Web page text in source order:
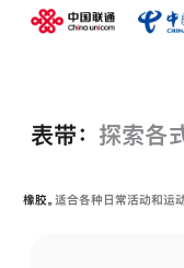
表带： 探索各
橡胶。 适合各种日常活动和运